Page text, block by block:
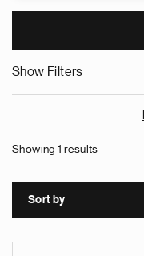
Show Filters
Showing 1 results
Sort by